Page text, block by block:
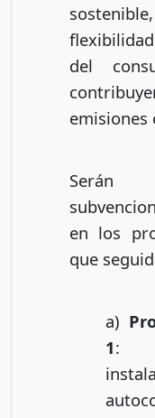
del
emisiones
en los
que
a)
1: